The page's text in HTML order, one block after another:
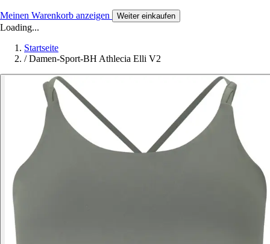
Meinen Warenkorb anzeigen Weiter einkaufen
Loading...
Startseite
/ Damen-Sport-BH Athlecia Elli V2